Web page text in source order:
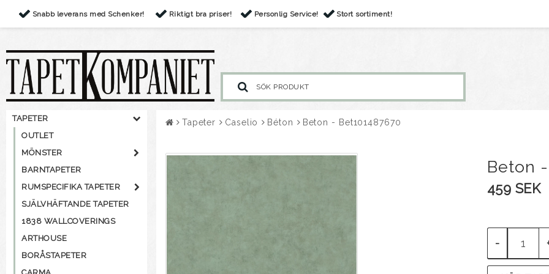
Snabb leverans med Schenker! Riktigt bra priser! Personlig Service! Stort sortiment!
TAPETER
OUTLET
MÖNSTER
BARNTAPETER
RUMSPECIFIKA TAPETER
SJÄLVHÄFTANDE TAPETER
1838 WALLCOVERINGS
ARTHOUSE
BORÅSTAPETER
Tapeter Caselio Béton Beton - Bet101487670
Beton
459 SEK
-